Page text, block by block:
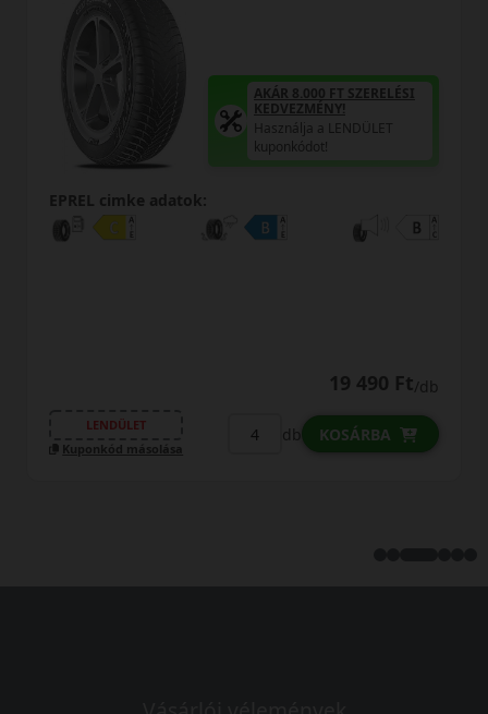
AKÁR 8.000 FT SZERELÉSI
KEDVEZMÉNY!
Használja a LENDÜLET
kuponkódot!
EPREL cimke adatok:
19 490 Ft/db
LENDÜLET
Kuponkód másolása
db KOSÁRBA